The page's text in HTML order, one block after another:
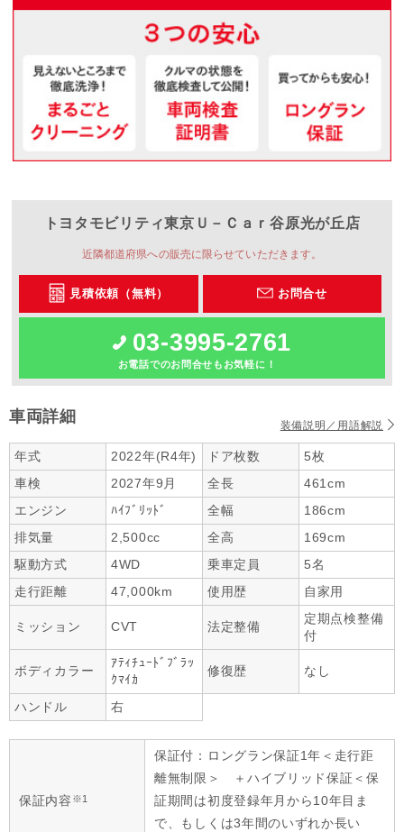
トヨタモビリティ東京 Ｕ－Ｃａｒ谷原光が丘店
近隣都道府県への販売に限らせていただきます。
見積依頼（無料） お問合せ
03-3995-2761
お電話でのお問合せもお気軽に！
車両詳細 装備説明／用語解説
年式 2022年(R4年) ドア枚数
5枚
車検
2027年9月 全長
461cm
エンジン
ﾊｲﾌﾞﾘｯﾄﾞ 全幅
186cm
排気量
2,500cc 全高
169cm
駆動方式
4WD 乗車定員
5名
走行距離
47,000km 使用歴 自家用
ミッション CVT 法定整備
定期点検整備
付
ボディカラー
ｱﾃｨﾁｭｰﾄﾞﾌﾞﾗｯ
ｸﾏｲｶ
修復歴 なし
ハンドル 右
保証内容 ※1
保証付：ロングラン保証1年＜走行距
離無制限＞ ＋ハイブリッド保証＜保
証期間は初度登録年月から10年目ま
で、もしくは3年間のいずれか長い